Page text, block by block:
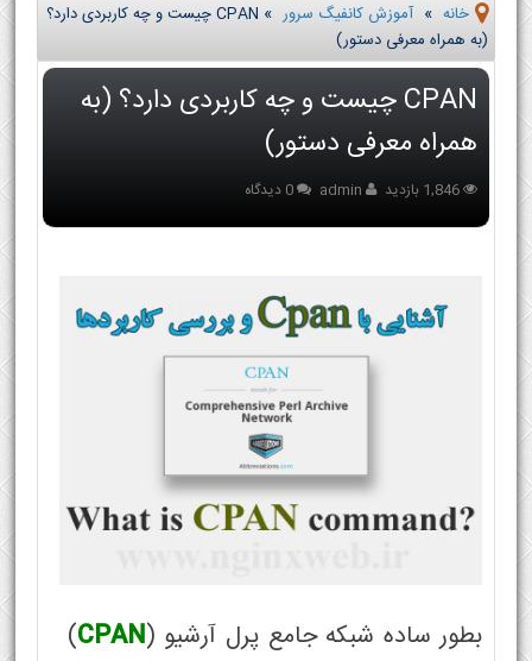
خانه » آموزش کانفیگ سرور »
CPAN چیست و چه کاربردی دارد؟
(به همراه معرفی دستور)
CPAN چیست و چه کاربردی دارد؟ (به
همراه معرفی دستور)
1,846 بازدید admin 0 دیدگاه
بطور ساده شبکه جامع پرل آرشیو (CPAN
)